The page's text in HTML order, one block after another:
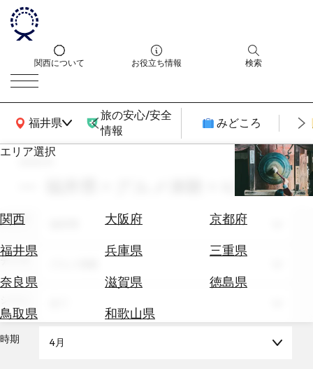
関西について お役立ち情報 検索
福井県
関西広域MAP
旅の安心/安全
情報
みどころ
エリア選択
関西 大阪府
京都府
福井県
兵庫県
三重県
奈良県
滋賀県
徳島県
鳥取県
和歌山県
エ
券
テ
を
search
福井県 × グルメ体験 × 4月
エリア
テーマ
時期 4月